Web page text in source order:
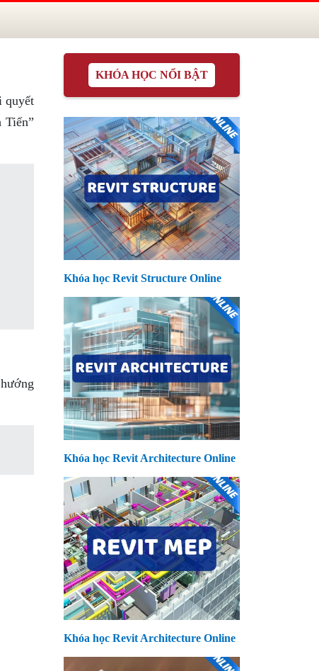
quyết
Tiến”
KHÓA HỌC NỔI BẬT
Khóa học Revit Structure Online
Khóa học Revit Architecture Online
Khóa học Revit Architecture Online